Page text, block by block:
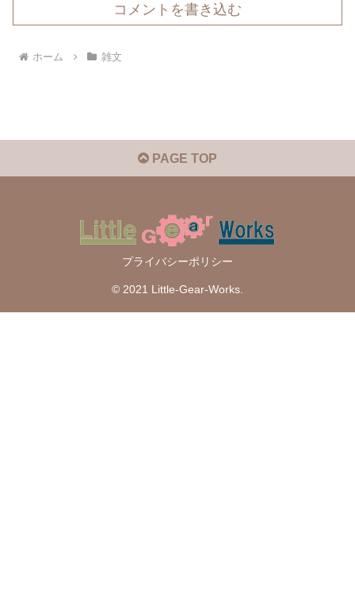
コメントを書き込む
ホーム 雑文
PAGE TOP
プライバシーポリシー
© 2021 Little-Gear-Works.